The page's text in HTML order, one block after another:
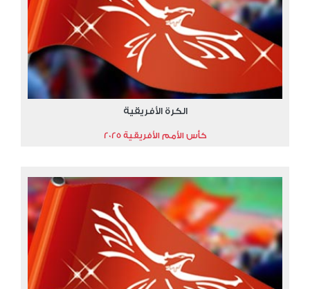
الكرة الأفريقية
كأس الأمم الأفريقية 2025